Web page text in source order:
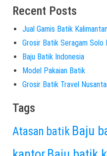
Recent Posts
Jual Gamis Batik
Grosir Batik Seragam Solo
Baju Batik Indonesia
Model Pakaian Batik
Grosir Batik Travel
Tags
Atasan batik Baju